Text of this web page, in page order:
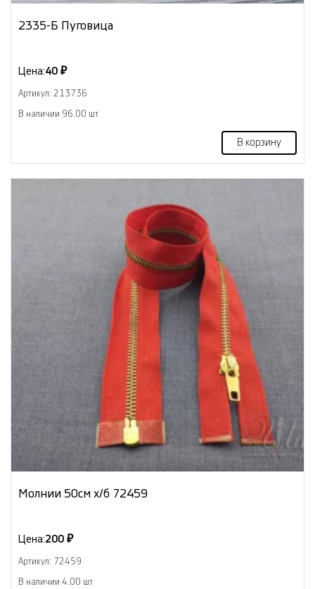
2335-Б Пуговица
Цена:40 ₽
Артикул: 213736
В наличии 96.00 шт
В корзину
Молнии 50см х/б 72459
Цена:200 ₽
Артикул: 72459
В наличии 4.00 шт